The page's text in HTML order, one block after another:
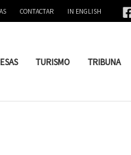
CONTACTAR IN ENGLISH
TURISMO TRIBUNA